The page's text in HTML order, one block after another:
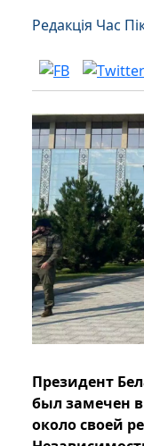
Редакція Час
Президент
был замечен
около своей